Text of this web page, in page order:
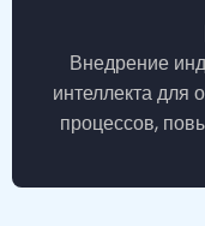
Внедрение
интеллекта для
процессов,